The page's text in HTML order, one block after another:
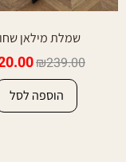
שמלת מילאן
₪239.00
הוספה לסל